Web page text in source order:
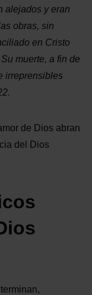
alejados y eran
obras, sin
en Cristo
muerte, a fin de
irreprensibles
de Dios abran
del Dios